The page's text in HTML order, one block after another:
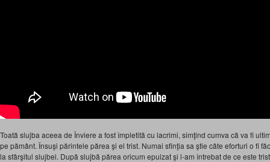
Toată slujba aceea de Înviere a fost împletită cu lacrimi, simţind cumva că va fi
pe pământ. Însuşi părintele părea şi el trist. Numai sfinţia sa ştie câte eforturi o fi
la sfârşitul slujbei. După slujbă părea oricum epuizat şi l-am întrebat de ce este